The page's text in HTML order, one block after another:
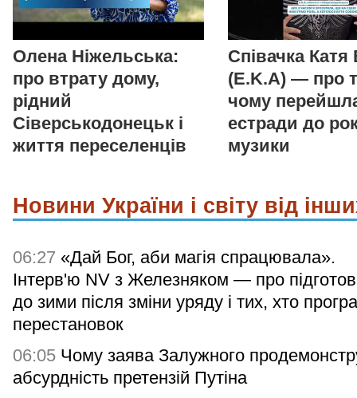
Олена Ніжельська:
про втрату дому,
рідний
Сіверськодонецьк і
життя переселенців
Співачка Катя
(E.K.A) — про
чому
естради до
музики
Новини України і світу від
06:27 «Дай Бог, аби магія спрацювала».
Інтерв'ю NV з Железняком — про
до зими після зміни уряду і тих, хто
перестановок
06:05 Чому заява Залужного
абсурдність претензій Путіна